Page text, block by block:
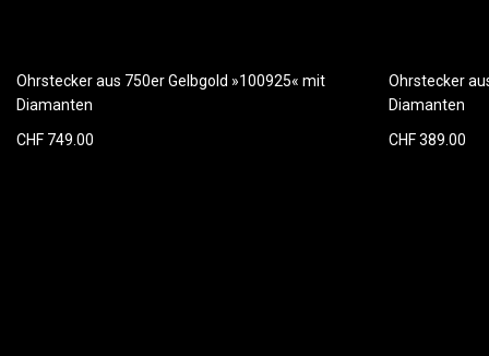
Ohrstecker aus 750er Gelbgold »100925« mit
Diamanten
CHF 749.00
Ohrstecker
Diamanten
CHF 389.00